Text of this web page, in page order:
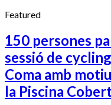
Featured
150 persones
sessió de
Coma amb
la Piscina